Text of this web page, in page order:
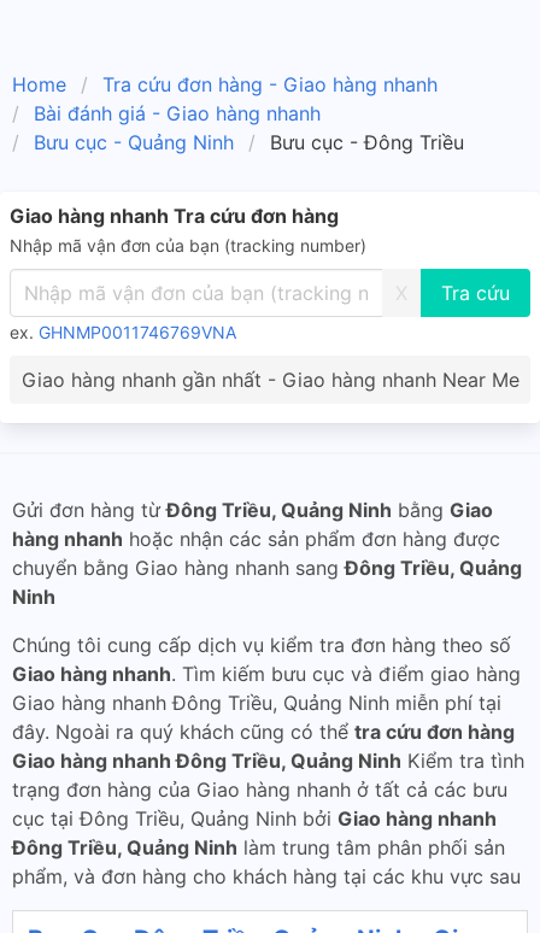
Home
Tra cứu đơn hàng - Giao hàng nhanh
Bài đánh giá - Giao hàng nhanh
Bưu cục - Quảng Ninh
Bưu cục - Đông Triều
Giao hàng nhanh Tra cứu đơn hàng
Nhập mã vận đơn của bạn (tracking number)
X
ex. GHNMP0011746769VNA
Giao hàng nhanh gần nhất - Giao hàng nhanh Near Me
Gửi đơn hàng từĐông Triều, Quảng Ninh bằng Giao
hàng nhanh hoặc nhận các sản phẩm đơn hàng được
chuyển bằng Giao hàng nhanh sangĐông Triều, Quảng
Ninh
Chúng tôi cung cấp dịch vụ kiểm tra đơn hàng theo số
Giao hàng nhanh. Tìm kiếm bưu cục và điểm giao hàng
Giao hàng nhanh Đông Triều, Quảng Ninh miễn phí tại
đây. Ngoài ra quý khách cũng có thể tra cứu đơn hàng
Giao hàng nhanh Đông Triều, Quảng Ninh Kiểm tra tình
trạng đơn hàng của Giao hàng nhanh ở tất cả các bưu
cục tại Đông Triều, Quảng Ninh bởi Giao hàng nhanh
Đông Triều, Quảng Ninh làm trung tâm phân phối sản
phẩm, và đơn hàng cho khách hàng tại các khu vực sau